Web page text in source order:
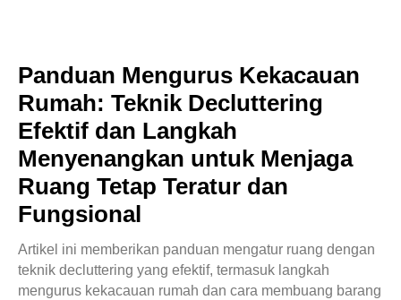
Panduan Mengurus Kekacauan
Rumah: Teknik Decluttering
Efektif dan Langkah
Menyenangkan untuk Menjaga
Ruang Tetap Teratur dan
Fungsional
Artikel ini memberikan panduan mengatur ruang dengan
teknik decluttering yang efektif, termasuk langkah
mengurus kekacauan rumah dan cara membuang barang